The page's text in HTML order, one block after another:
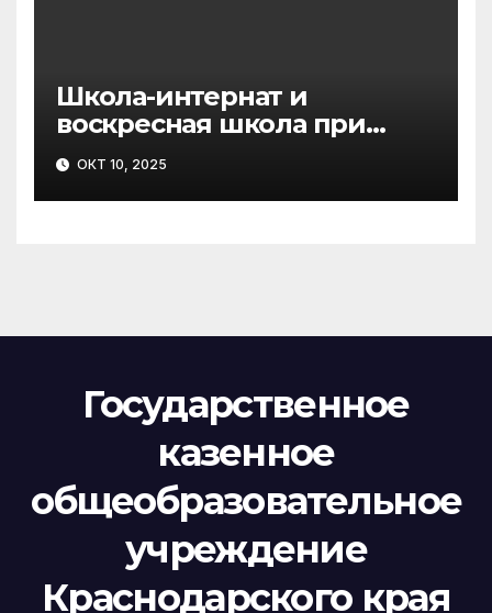
Школа-интернат и
воскресная школа при
храме Сорока
Севастийских мучеников
провели совместное
ОКТ 10, 2025
Государственное
казенное
общеобразовательное
учреждение
Краснодарского края